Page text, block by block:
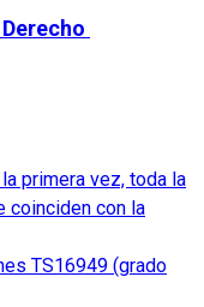
primera vez, toda la
coinciden con la
TS16949 (grado